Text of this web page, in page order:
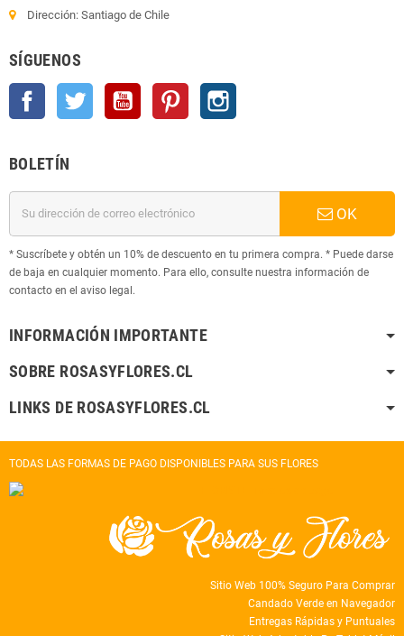
Dirección: Santiago de Chile
SÍGUENOS
Facebook Twitter YouTube Pinterest
BOLETÍN
OK
* Suscríbete y obtén un 10% de descuento en tu primera compra. * Puede darse
de baja en cualquier momento. Para ello, consulte nuestra información de
contacto en el aviso legal.
INFORMACIÓN IMPORTANTE
SOBRE ROSASYFLORES.CL
LINKS DE ROSASYFLORES.CL
TODAS LAS FORMAS DE PAGO DISPONIBLES PARA SUS FLORES
Sitio Web 100% Seguro Para Comprar
Candado Verde en Navegador
Entregas Rápidas y Puntuales